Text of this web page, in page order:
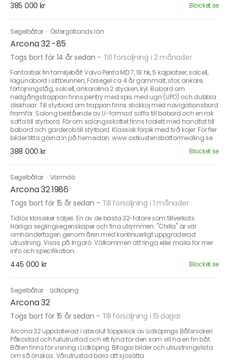
385 000 kr Blocket.se
Segelbåtar · Östergötlands län
Arcona 32 -85
Togs bort för 14 år sedan - Till försäljning i 2 månader
Fantastisk fin familjebåt! Volvo Penta MD 7, 18 hk, 5 kojplatser, solcell,
lagunabord i sittbrunnen, Försegel ca 4 år gammalt, stor, ankare,
förtöjningståg, solcell, ankorolina 2 stycken, kyl. Babord om
nedgångstrappan finns pentry med spis med ugn (UPO) och dubbla
diskhoar. Till styrbord om trappan finns stickkoj med navigationsbord
framför. Salong bestående av U-formad soffa till babord och en rak
soffa till styrbord. För om salongsskottet finns toalett med handfat till
babord och garderob till styrbord. Klassisk förpik med två kojer. För fler
bilder titta gärna in på hemsidan: www.ostkustensbatformedling.se
388 000 kr Blocket.se
Segelbåtar · Värmdö
Arcona 32 1986
Togs bort för 15 år sedan - Till försäljning i 1 månader
Tidlös klassiker säljes. En av de bästa 32-fotare som tillverkats.
Härliga seglingsegenskaper och fina utrymmen. "Chilla" är väl
omhändertagen genom åren med kontinuerligt uppgraderad
utrustning. Visas på Ingarö. Välkommen att ringa eller maila för mer
info och specifikation.
445 000 kr Blocket.se
Segelbåtar · Lidköping
Arcona 32
Togs bort för 15 år sedan - Till försäljning i 15 dagar
Arcona 32 uppdaterad i absolut toppskick av Lidköpings Båtsnickeri.
Påkostad och fullutrustad och ett fynd för den som vill ha en fin båt.
Båten finns för visning i Lidköping. Bifogar bilder och utrustningslista
om så önskas. Vårutrustad bara att sjösätta.